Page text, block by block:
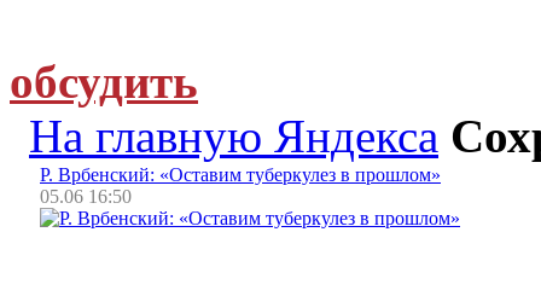
обсудить
На главную Яндекса
Р. Врбенский: «Оставим туберкулез в прошлом»
05.06 16:50